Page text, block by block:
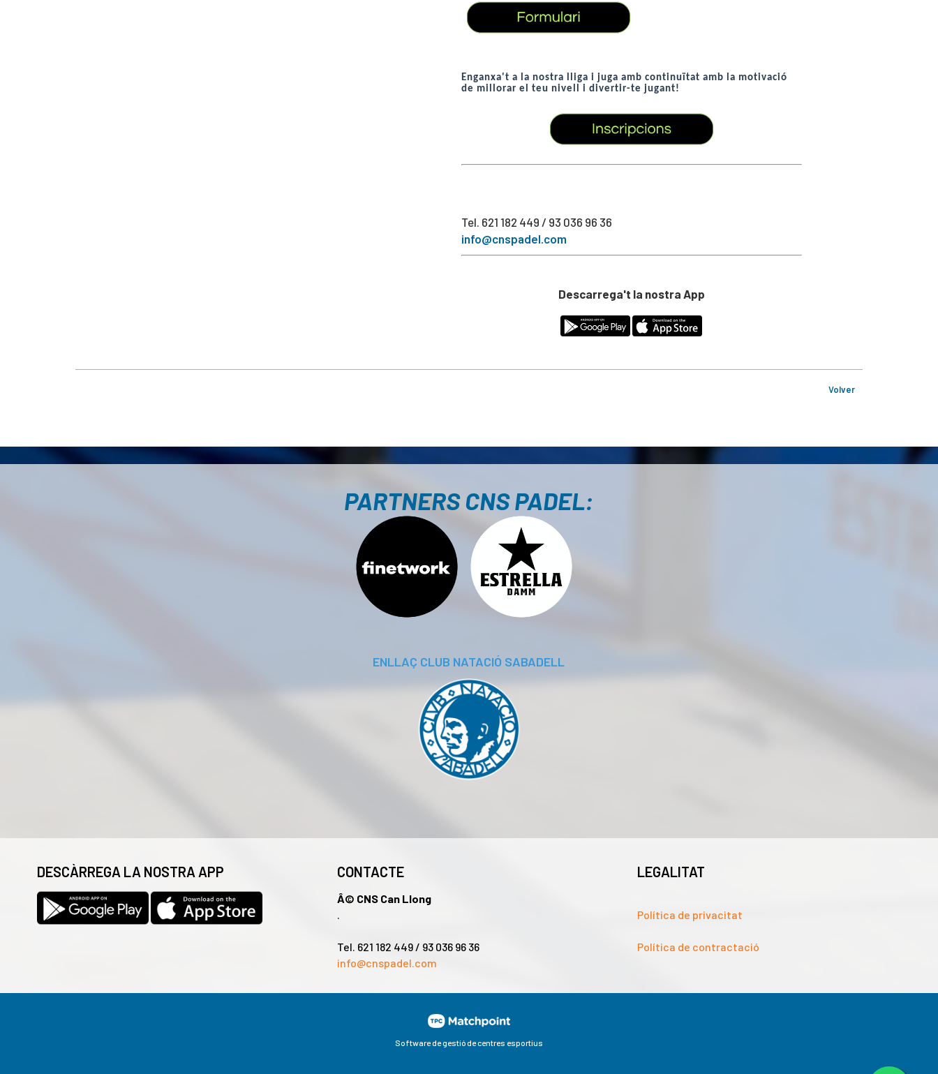
Enganxa't a la nostra lliga i juga amb continuïtat amb la motivació
de millorar el teu nivell i divertir-te jugant!
Tel. 621 182 449 / 93 036 96 36
info@cnspadel.com
Descarrega't la nostra App
Volver
PARTNERS CNS PADEL:
ENLLAÇ CLUB NATACIÓ SABADELL
DESCÀRREGA LA NOSTRA APP CONTACTE
Â© CNS Can Llong
Tel. 621 182 449 / 93 036 96 36
info@cnspadel.com
LEGALITAT
Política de privacitat
Política de contractació
Software de gestió de centres esportius
Les cookies d'aquest lloc web es fan servir per personalitzar el contingut i els anuncis, oferir funcions de xarxes socials i analitzar el trànsit. A més, compartim informació sobre l'ús que